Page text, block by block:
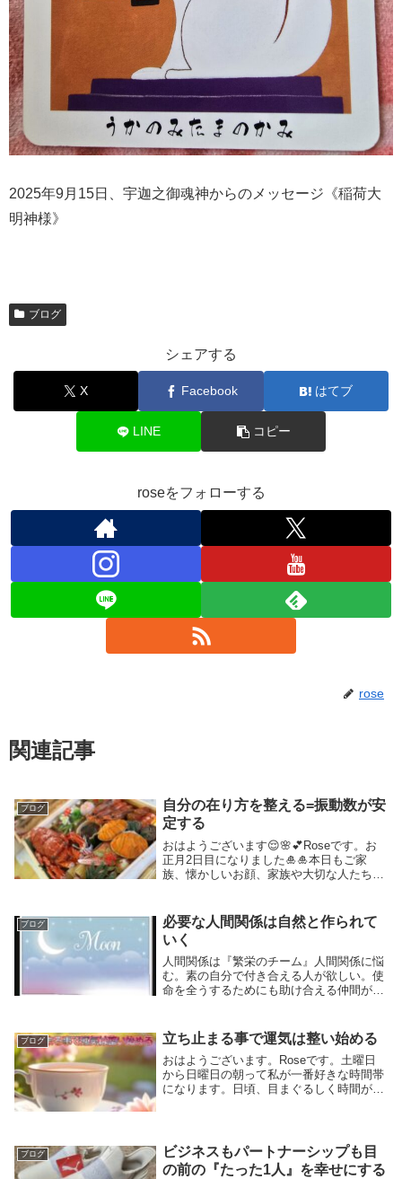
2025年9月15日、宇迦之御魂神からのメッセージ《稲荷大
明神様》
ブログ
シェアする
X Facebook はてブ
LINE コピー
roseをフォローする
rose
関連記事
ブログ
自分の在り方を整える=振動数が安
定する
おはようございます😌🌸💕Roseです。お
正月2日目になりました🎍🎍本日もご家
族、懐かしいお顔、家族や大切な人たちと
分が安心して生きていける場所の確保が、
今年の6月3...
ブログ
必要な人間関係は自然と作られて
いく
人間関係は『繁栄のチーム』人間関係に悩
む。素の自分で付き合える人が欲しい。使
命を全うするためにも助け合える仲間が欲
栄のチーム』家族も仕事仲間も友人も。自
然体の自分と...
ブログ 立ち止まる事で運気は整い始める
おはようございます。Roseです。土曜日
から日曜日の朝って私が一番好きな時間帯
になります。日頃、目まぐるしく時間が過
れる、本来の...
ブログ
ビジネスもパートナーシップも目
の前の『たった1人』を幸せにする